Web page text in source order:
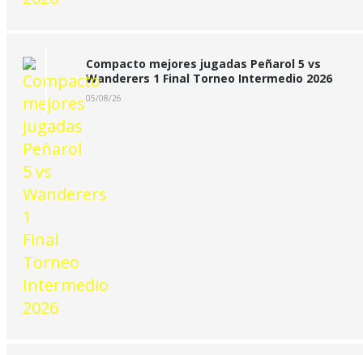
Compacto mejores jugadas Peñarol 5 vs
Wanderers 1 Final Torneo Intermedio 2026
05/08/26